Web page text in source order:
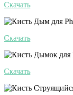
Скачать
Скачать
Скачать